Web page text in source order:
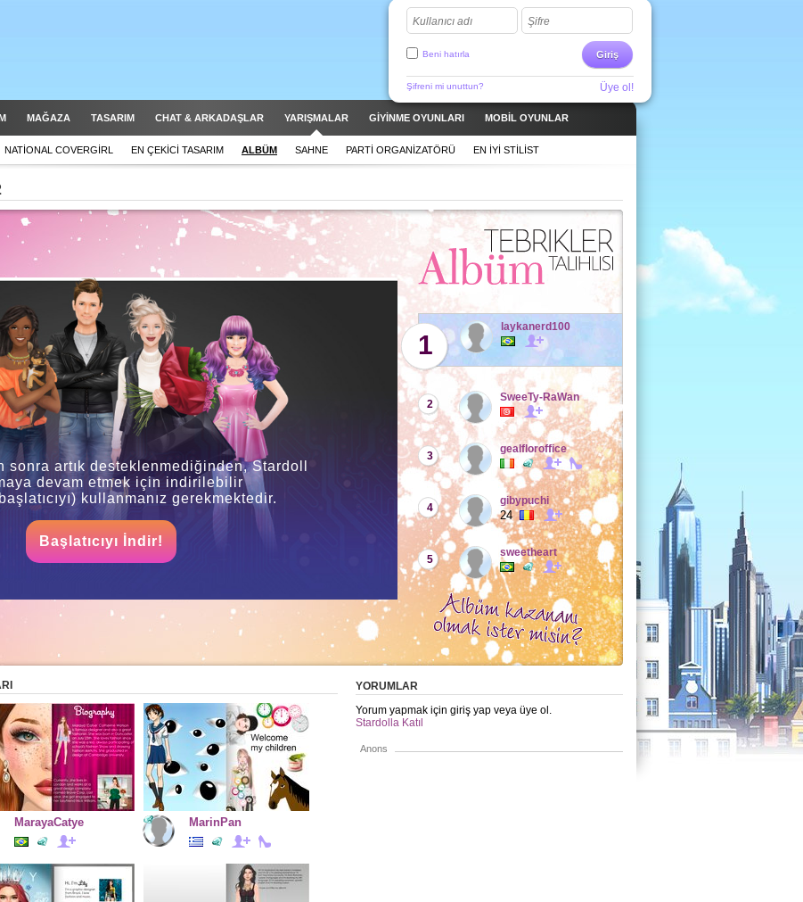
Kullanıcı adı Şifre
Giriş
Beni hatırla
Şifreni mi unuttun? Üye ol!
MAĞAZA TASARIM CHAT & ARKADAŞLAR YARIŞMALAR GİYİNME OYUNLARI MOBIL OYUNLAR
NATIONAL COVERGIRL EN ÇEKICI TASARIM ALBÜM SAHNE PARTI ORGANIZATÖRÜ EN IYI STILIST
sonra artık desteklenmediğinden, Stardoll
devam etmek için indirilebilir
kullanmanız gerekmektedir.
Başlatıcıyı İndir!
1
laykanerd100
2
SweeTy-RaWan
3
gealfloroffice
4
gibypuchi
24
5
sweetheart
MarayaCatye MarinPan
YORUMLAR
Yorum yapmak için giriş yap veya üye ol.
Stardolla Katıl
Anons